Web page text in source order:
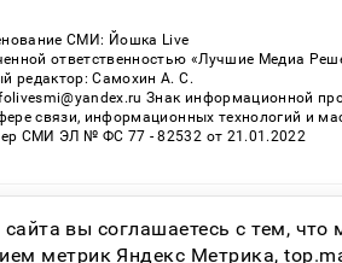
СМИ: Йошка Live
ответственностью «Лучшие Медиа
редактор: Самохин А. С.
Знак информационной
связи, информационных технологий и
СМИ ЭЛ № ФС 77 - 82532 от 21.01.2022
категория сайта 16+
вы соглашаетесь с тем,
метрик Яндекс Метрика,